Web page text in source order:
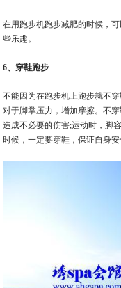
在用跑步机跑步减肥的时候，
些乐趣。
6、穿鞋跑步
不能因为在跑步机上跑步就不
对于脚掌压力，增加摩擦。不
造成不必要的伤害;运动时，脚
时候，一定要穿鞋，保证自身安